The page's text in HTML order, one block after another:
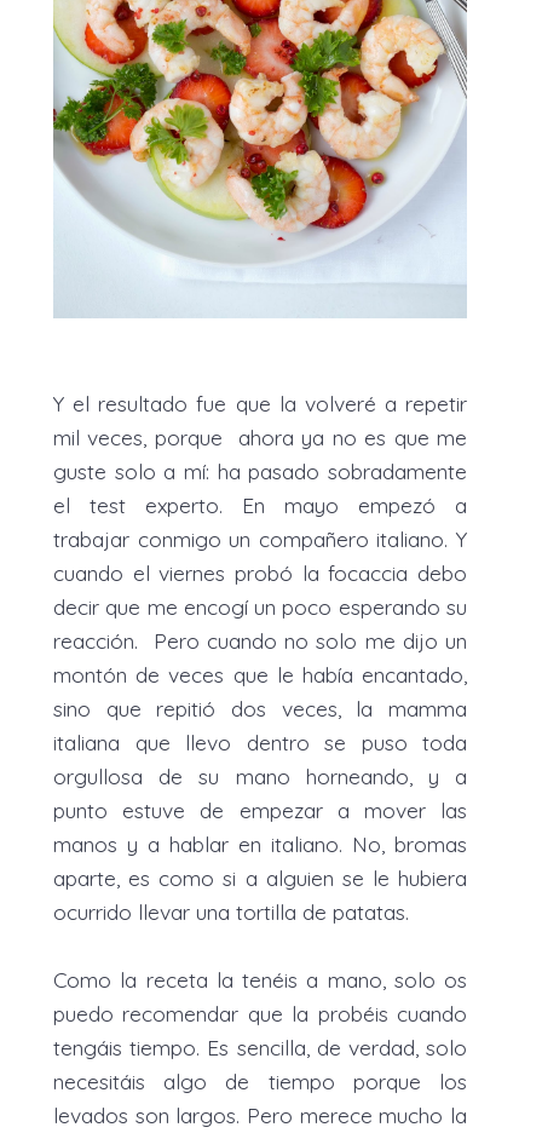
Y el resultado fue que la volveré a repetir
mil veces, porque
ahora ya no es que me
guste solo a mí: ha pasado sobradamente
el test experto. En mayo empezó a
trabajar conmigo un compañero italiano. Y
cuando el viernes probó la focaccia debo
decir que me encogí un poco esperando su
reacción.
Pero cuando no solo me dijo un
montón de veces que le había encantado,
sino que repitió dos veces, la mamma
italiana que llevo dentro se puso toda
orgullosa de su mano horneando, y a
punto estuve de empezar a mover las
manos y a hablar en italiano. No, bromas
aparte, es como si a alguien se le hubiera
ocurrido llevar una tortilla de patatas.
Como la receta la tenéis a mano, solo os
puedo recomendar que la probéis cuando
tengáis tiempo. Es sencilla, de verdad, solo
necesitáis algo de tiempo porque los
levados son largos. Pero merece mucho la